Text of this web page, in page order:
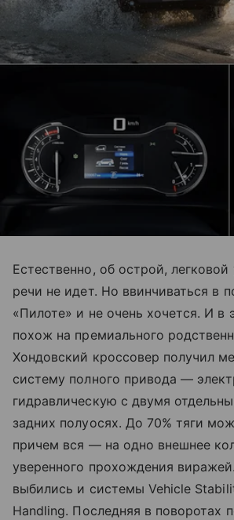
Естественно, об острой,
речи не идет. Но ввинчиваться в
«Пилоте» и не очень хочется. И в
похож на премиального
Хондовский кроссовер получил
систему полного привода —
гидравлическую с двумя
задних полуосях. До 70% тяги
причем вся — на одно внешнее
уверенного прохождения
выбились и системы Vehicle
Handling. Последняя в поворотах